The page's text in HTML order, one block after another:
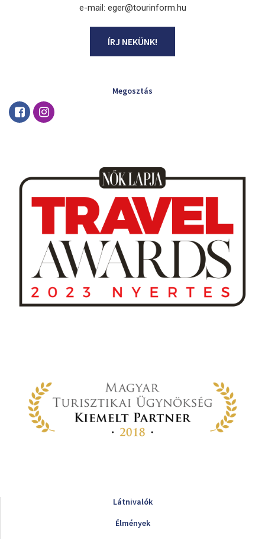
e-mail: eger@tourinform.hu
ÍRJ NEKÜNK!
Megosztás
Látnivalók
Élmények